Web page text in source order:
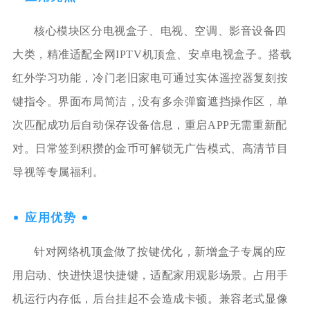
核心模块区分电视盒子、电视、空调、影音设备四
大类，精准适配全网IPTV机顶盒、安卓电视盒子。搭载
红外学习功能，冷门老旧家电可通过实体遥控器复刻按
键指令。界面布局简洁，没有多余弹窗遮挡操作区，单
次匹配成功后自动保存设备信息，重启APP无需重新配
对。日常签到积攒的金币可解锁无广告模式、高清节目
导视等专属福利。
应用优势
针对网络机顶盒做了按键优化，新增盒子专属的应
用启动、快进快退快捷键，适配家用观影场景。占用手
机运行内存低，后台挂起不会造成卡顿。兼容老式显像